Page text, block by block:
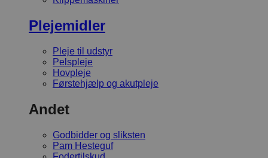
Plejemidler
Pleje til udstyr
Pelspleje
Hovpleje
Førstehjælp og akutpleje
Andet
Godbidder og sliksten
Pam Hesteguf